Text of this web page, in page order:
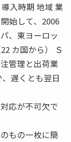
入時期 地域 業
始して、2006
、東ヨーロッ
カ国から） Ｓ
管理と出荷業
遅くとも翌日
応が不可欠で
もの一枚に簡